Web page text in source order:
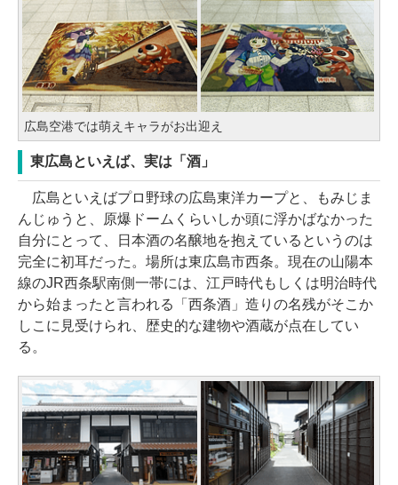
広島空港では萌えキャラがお出迎え
東広島といえば、実は「酒」
広島といえばプロ野球の広島東洋カープと、もみじま
んじゅうと、原爆ドームくらいしか頭に浮かばなかった
自分にとって、日本酒の名醸地を抱えているというのは
完全に初耳だった。場所は東広島市西条。現在の山陽本
線のJR西条駅南側一帯には、江戸時代もしくは明治時代
から始まったと言われる「西条酒」造りの名残がそこか
しこに見受けられ、歴史的な建物や酒蔵が点在してい
る。